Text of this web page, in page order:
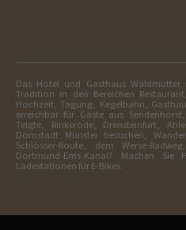
Das Hotel und Gasthaus
Tradition in den Bereichen
Hochzeit, Tagung, Kegelbahn,
erreichbar für Gäste aus
Telgte, Rinkerode, Drensteinfurt,
Domstadt Münster besuchen,
Schlösser-Route, dem Werse-
Dortmund-Ems-Kanal? Machen
Ladestationen für E-Bikes.